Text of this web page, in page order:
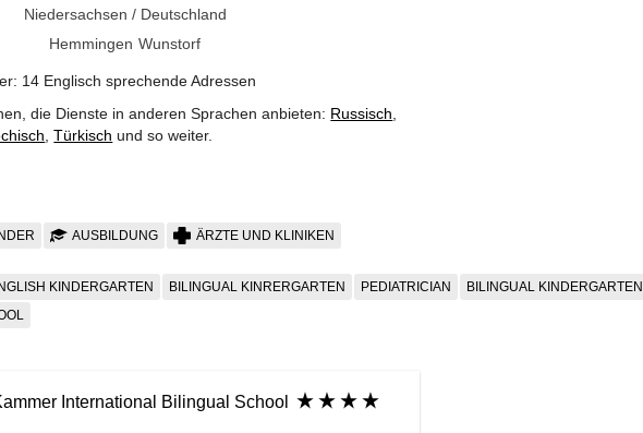
Niedersachsen / Deutschland
Hemmingen Wunstorf
14 Englisch sprechende Adressen
die Dienste in anderen Sprachen anbieten: Russisch
,Türkisch und so weiter.
AUSBILDUNG ÄRZTE UND KLINIKEN
KINDERGARTEN BILINGUAL KINRERGARTEN PEDIATRICIAN
BILINGUAL KINDERGARTEN
International Bilingual School